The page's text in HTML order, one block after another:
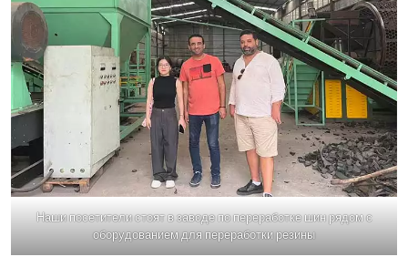
Наши посетители стоят в заводе по переработке шин рядом с
оборудованием для переработки резины